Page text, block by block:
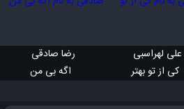
علی لهراسبی
کی از تو بهتر
رضا صادقی
اگه بی من